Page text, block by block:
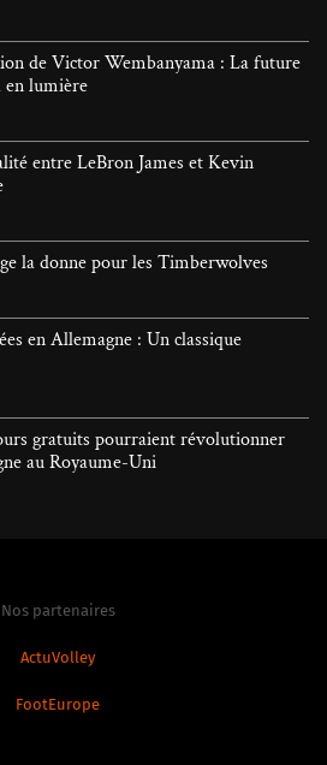
de Victor Wembanyama : La future
en lumière
entre LeBron James et Kevin
la donne pour les Timberwolves
en Allemagne : Un classique
gratuits pourraient révolutionner
au Royaume-Uni
Nos partenaires
ActuVolley
FootEurope